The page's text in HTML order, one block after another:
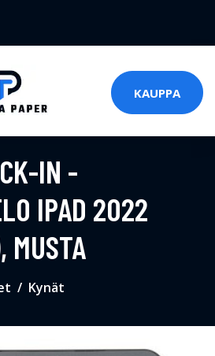
KAUPPA
IN -
IPAD 2022
MUSTA
Kynät